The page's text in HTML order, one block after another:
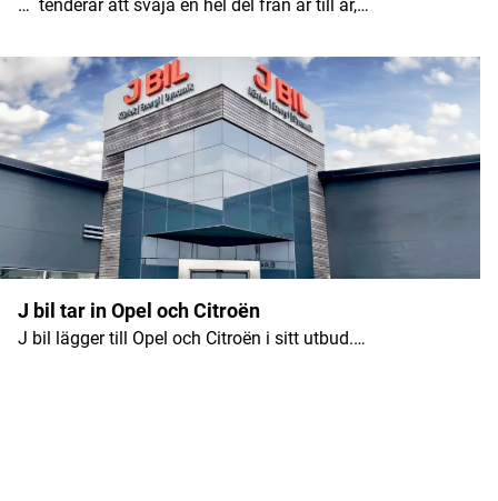
… tenderar att svaja en hel del från år till år,…
J bil tar in Opel och Citroën
J bil lägger till Opel och Citroën i sitt utbud.…